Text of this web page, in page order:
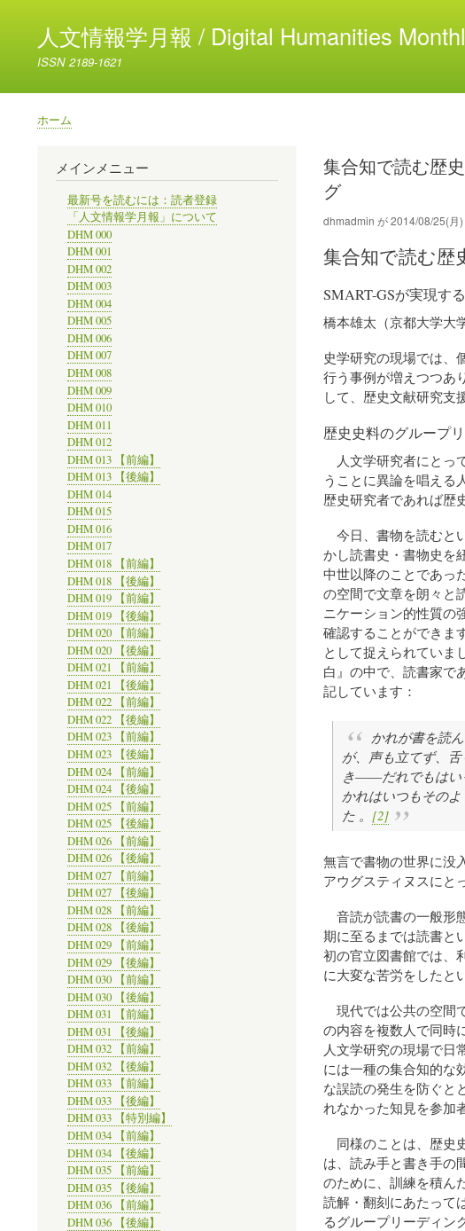
人文情報学月報 / Digital Humanities
ISSN 2189-1621
パ
ホーム
集合知で読む歴
グ
dhmadmin が2014/08/25(月
集合知で読む歴
SMART-GSが実現す
橋本雄太（京都大学大
史学研究の現場では、
行う事例が増えつつあ
して、歴史文献研究支
歴史史料のグループ
人文学研究者にとっ
うことに異論を唱える
歴史研究者であれば歴
今日、書物を読むと
かし読書史・書物史を
中世以降のことであっ
の空間で文章を朗々と
ニケーション的性質の
確認することができま
として捉えられていま
白』の中で、読書家で
記しています：
かれが書を読
が、声も立てず、
き――だれでもはい
かれはいつもその
た 。 [2]
無言で書物の世界に没
アウグスティヌスにと
音読が読書の一般形
期に至るまでは読書と
初の官立図書館では、
に大変な苦労をしたと
現代では公共の空間
の内容を複数人で同時
人文学研究の現場で日
には一種の集合知的な
な誤読の発生を防ぐと
れなかった知見を参加
同様のことは、歴史
は、読み手と書き手の
のために、訓練を積ん
読解・翻刻にあたって
るグループリーディン
メインメニュー
最新号を読むには：読者登録
「人文情報学月報」について
DHM 000
DHM 001
DHM 002
DHM 003
DHM 004
DHM 005
DHM 006
DHM 007
DHM 008
DHM 009
DHM 010
DHM 011
DHM 012
DHM 013 【前編】
DHM 013 【後編】
DHM 014
DHM 015
DHM 016
DHM 017
DHM 018 【前編】
DHM 018 【後編】
DHM 019 【前編】
DHM 019 【後編】
DHM 020 【前編】
DHM 020 【後編】
DHM 021 【前編】
DHM 021 【後編】
DHM 022 【前編】
DHM 022 【後編】
DHM 023 【前編】
DHM 023 【後編】
DHM 024 【前編】
DHM 024 【後編】
DHM 025 【前編】
DHM 025 【後編】
DHM 026 【前編】
DHM 026 【後編】
DHM 027 【前編】
DHM 027 【後編】
DHM 028 【前編】
DHM 028 【後編】
DHM 029 【前編】
DHM 029 【後編】
DHM 030 【前編】
DHM 030 【後編】
DHM 031 【前編】
DHM 031 【後編】
DHM 032 【前編】
DHM 032 【後編】
DHM 033 【前編】
DHM 033 【後編】
DHM 033 【特別編】
DHM 034 【前編】
DHM 034 【後編】
DHM 035 【前編】
DHM 035 【後編】
DHM 036 【前編】
DHM 036 【後編】